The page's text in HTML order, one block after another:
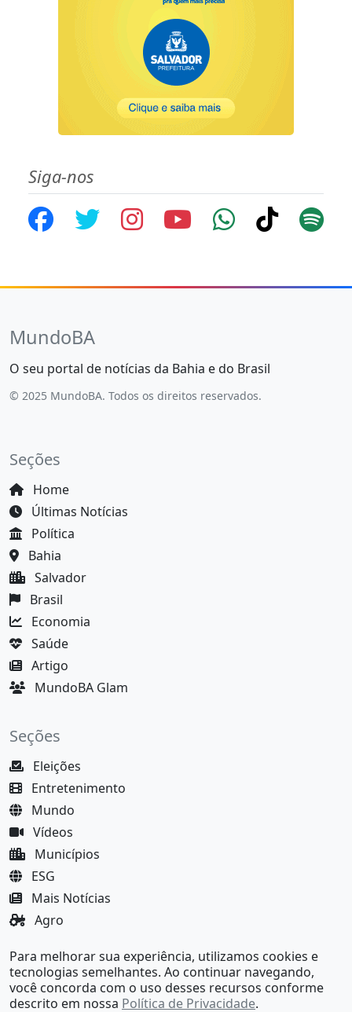
Siga-nos
MundoBA
O seu portal de notícias da Bahia e do Brasil
© 2025 MundoBA. Todos os direitos reservados.
Seções
Home
Últimas Notícias
Política
Bahia
Salvador
Brasil
Economia
Saúde
Artigo
MundoBA Glam
Seções
Eleições
Entretenimento
Mundo
Vídeos
Municípios
ESG
Mais Notícias
Agro
MundoBA Black
Para melhorar sua experiência, utilizamos cookies e
tecnologias semelhantes. Ao continuar navegando,
você concorda com o uso desses recursos conforme
descrito em nossa Política de Privacidade.